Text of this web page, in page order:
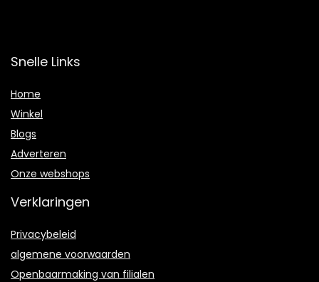
Snelle Links
Home
Winkel
Blogs
Adverteren
Onze webshops
Verklaringen
Privacybeleid
algemene voorwaarden
Openbaarmaking van filialen